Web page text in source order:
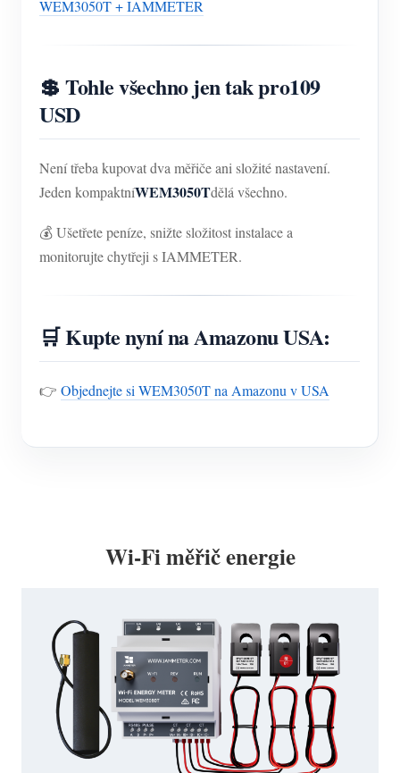
WEM3050T + IAMMETER
💲 Tohle všechno jen tak pro109
USD
Není třeba kupovat dva měřiče ani složité nastavení.
Jeden kompaktníWEM3050Tdělá všechno.
💰 Ušetřete peníze, snižte složitost instalace a
monitorujte chytřeji s IAMMETER.
🛒 Kupte nyní na Amazonu USA:
👉 Objednejte si WEM3050T na Amazonu v USA
Wi-Fi měřič energie